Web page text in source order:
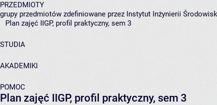
PRZEDMIOTY
grupy przedmiotów zdefiniowane przez Instytut Inżynierii
Plan zajęć IIGP, profil praktyczny, sem 3
STUDIA
AKADEMIKI
POMOC
Plan zajęć IIGP, profil praktyczny, sem 3